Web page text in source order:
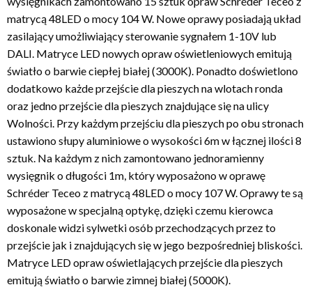
matrycą 48LED o mocy 104 W. Nowe oprawy posiadają układ
zasilający umożliwiający sterowanie sygnałem 1-10V lub
DALI. Matryce LED nowych opraw oświetleniowych emitują
światło o barwie ciepłej białej (3000K). Ponadto doświetlono
dodatkowo każde przejście dla pieszych na wlotach ronda
oraz jedno przejście dla pieszych znajdujące się na ulicy
Wolności. Przy każdym przejściu dla pieszych po obu stronach
ustawiono słupy aluminiowe o wysokości 6m w łącznej ilości 8
sztuk. Na każdym z nich zamontowano jednoramienny
wysięgnik o długości 1m, który wyposażono w oprawę
Schréder Teceo z matrycą 48LED o mocy 107 W. Oprawy te są
wyposażone w specjalną optykę, dzięki czemu kierowca
doskonale widzi sylwetki osób przechodzących przez to
przejście jak i znajdujących się w jego bezpośredniej bliskości.
Matryce LED opraw oświetlających przejście dla pieszych
emitują światło o barwie zimnej białej (5000K).